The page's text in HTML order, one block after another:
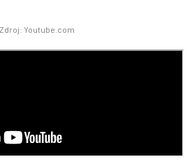
Zdroj: Youtube.com